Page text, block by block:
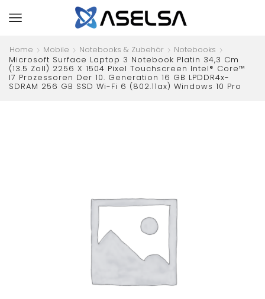
Home Mobile Notebooks & Zubehör
Notebooks
Microsoft Surface Laptop 3 Notebook Platin 34,3 Cm
(13.5 Zoll) 2256 X 1504 Pixel Touchscreen Intel® Core™
I7 Prozessoren Der 10. Generation 16 GB LPDDR4x-
SDRAM 256 GB SSD Wi-Fi 6 (802.11ax) Windows 10 Pro